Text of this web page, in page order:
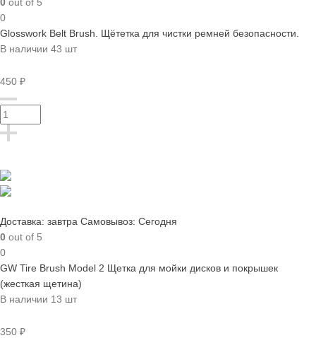
0
Glosswork Belt Brush. Щётетка для чистки ремней безопасности.
В наличии 43 шт
450 ₽
Доставка: завтра Самовывоз: Сегодня
0 out of 5
0
GW Tire Brush Model 2 Щетка для мойки дисков и покрышек
(жесткая щетина)
В наличии 13 шт
350 ₽